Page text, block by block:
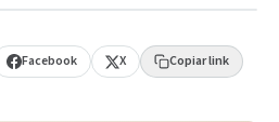
Facebook X Copiar link